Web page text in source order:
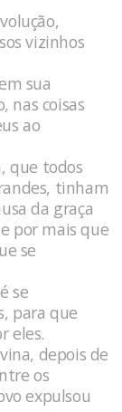
vizinhos
sua
nas coisas
ao
que todos
tinham
da graça
por mais que
se
se
para que
eles.
depois de
os
expulsou